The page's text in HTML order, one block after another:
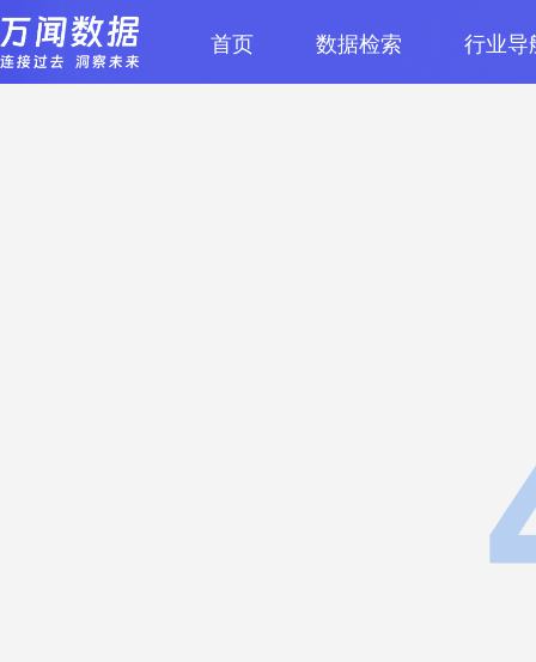
首页 数据检索 行业导